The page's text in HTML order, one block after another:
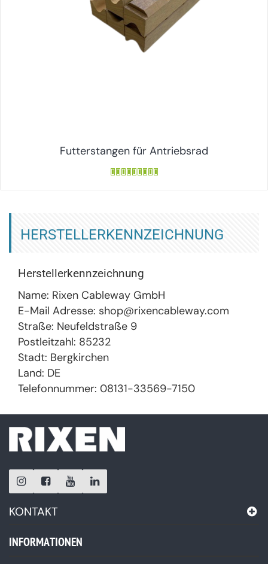
Futterstangen für Antriebsrad
HERSTELLERKENNZEICHNUNG
Herstellerkennzeichnung
Name: Rixen Cableway GmbH
E-Mail Adresse: shop@rixencableway.com
Straße: Neufeldstraße 9
Postleitzahl: 85232
Stadt: Bergkirchen
Land: DE
Telefonnummer: 08131-33569-7150
KONTAKT
INFORMATIONEN